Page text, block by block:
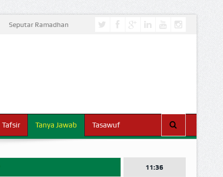
Seputar Ramadhan
Tafsir Tanya Jawab Tasawuf
11:36